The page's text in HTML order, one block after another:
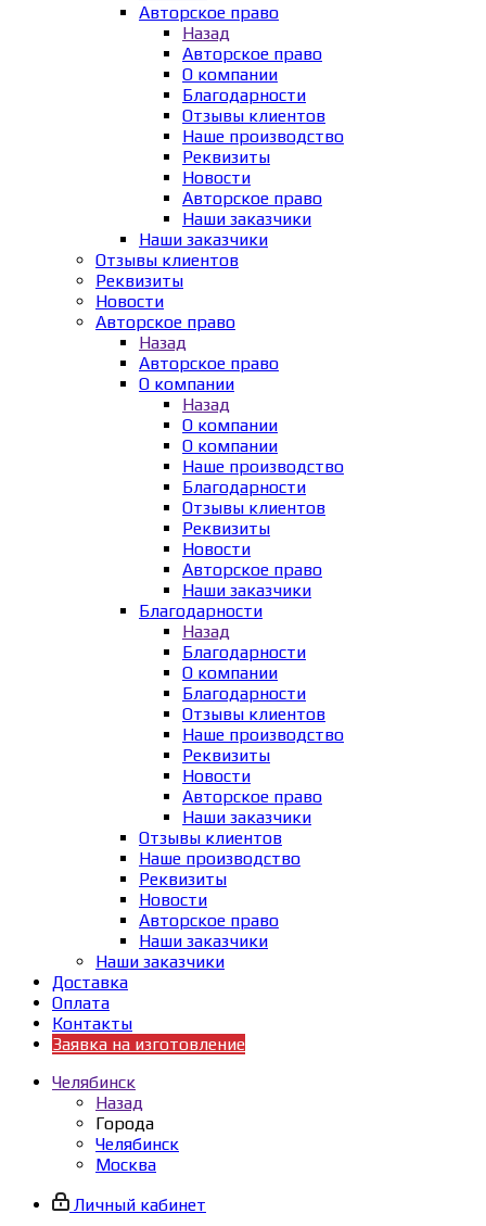
Авторское право
Назад
Авторское право
О компании
Благодарности
Отзывы клиентов
Наше производство
Реквизиты
Новости
Авторское право
Наши заказчики
Наши заказчики
Отзывы клиентов
Реквизиты
Новости
Авторское право
Назад
Авторское право
О компании
Назад
О компании
О компании
Наше производство
Благодарности
Отзывы клиентов
Реквизиты
Новости
Авторское право
Наши заказчики
Благодарности
Назад
Благодарности
О компании
Благодарности
Отзывы клиентов
Наше производство
Реквизиты
Новости
Авторское право
Наши заказчики
Отзывы клиентов
Наше производство
Реквизиты
Новости
Авторское право
Наши заказчики
Наши заказчики
Доставка
Оплата
Контакты
Заявка на изготовление
Челябинск
Назад
Города
Челябинск
Москва
Личный кабинет